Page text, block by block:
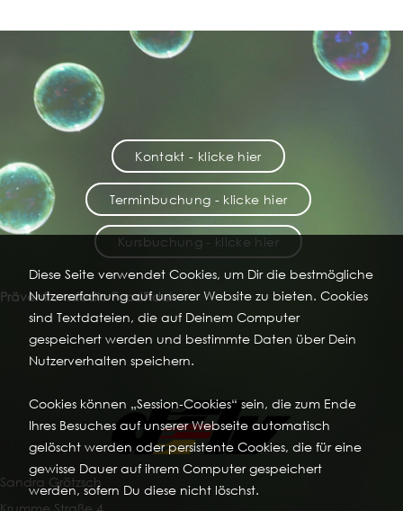
Diese Seite verwendet Cookies, um Dir die bestmögliche
Nutzererfahrung auf unserer Website zu bieten. Cookies
sind Textdateien, die auf Deinem Computer
gespeichert werden und bestimmte Daten über Dein
Nutzerverhalten speichern.
Cookies können „Session-Cookies“ sein, die zum Ende
Ihres Besuches auf unserer Webseite automatisch
gelöscht werden oder persistente Cookies, die für eine
gewisse Dauer auf ihrem Computer gespeichert
werden, sofern Du diese nicht löschst.
Kontakt - klicke hier
Terminbuchung - klicke hier
Kursbuchung - klicke hier
Präventionsstudio FoodFidel
Sandra Grötzsch